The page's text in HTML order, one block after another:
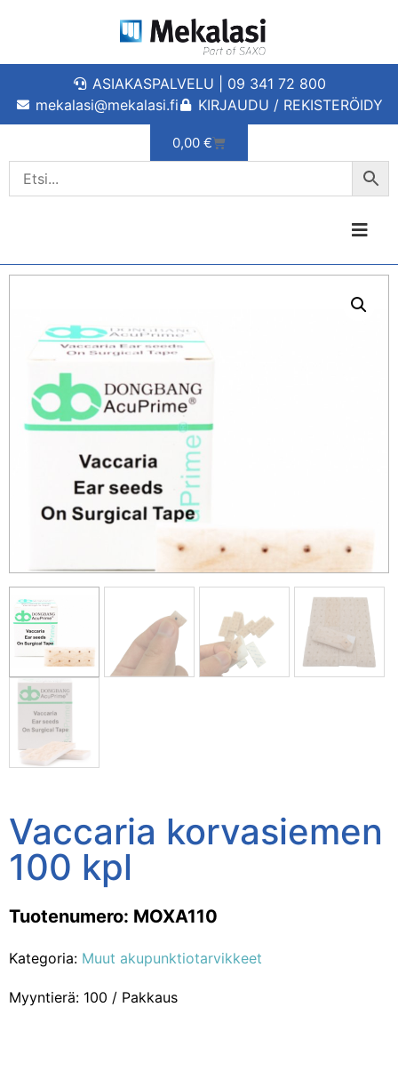
ASIAKASPALVELU | 09 341 72 800
mekalasi@mekalasi.fi
KIRJAUDU / REKISTERÖIDY
0,00 €
Vaccaria korvasiemen
100 kpl
Tuotenumero: MOXA110
Kategoria: Muut akupunktiotarvikkeet
Myyntierä: 100 / Pakkaus